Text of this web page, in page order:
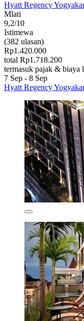
Hyatt Regency
Mlati
9,2/10
Istimewa
(382 ulasan)
Rp1.420.000
total Rp1.718.200
termasuk pajak & biaya
7 Sep - 8 Sep
Hyatt Regency